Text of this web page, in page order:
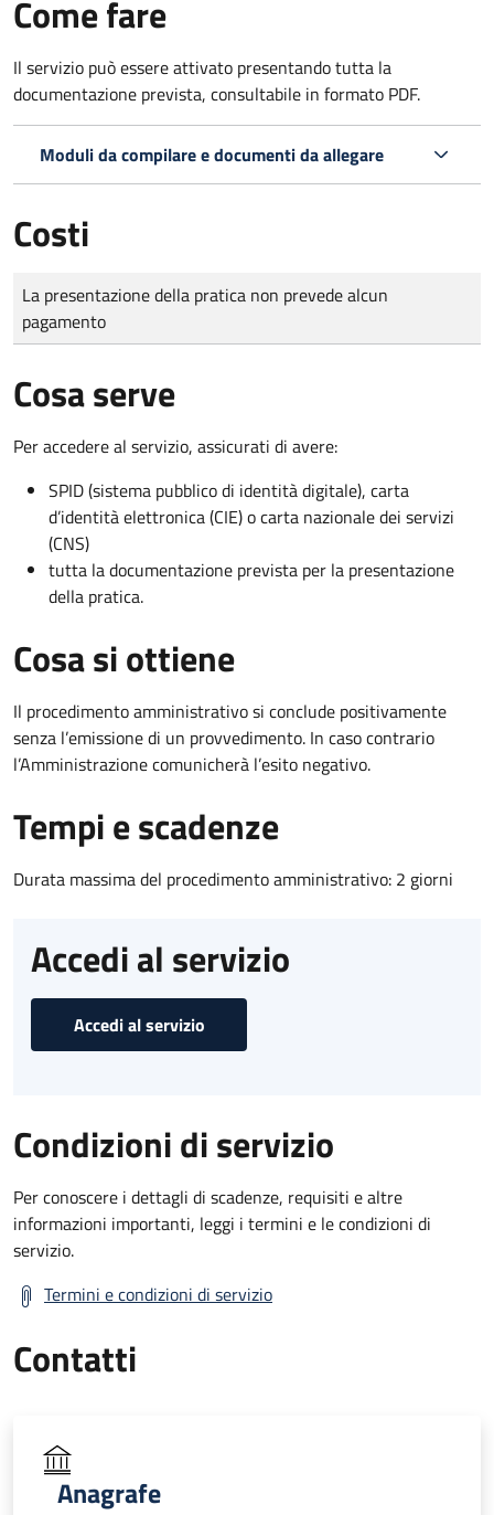
Come fare
Il servizio può essere attivato presentando tutta la
documentazione prevista, consultabile in formato PDF.
Moduli da compilare e documenti da allegare
Costi
Tipo di pagamento
Importo
La presentazione della pratica non prevede alcun
pagamento
Cosa serve
Per accedere al servizio, assicurati di avere:
SPID (sistema pubblico di identità digitale), carta
d’identità elettronica (CIE) o carta nazionale dei servizi
(CNS)
tutta la documentazione prevista per la presentazione
della pratica.
Cosa si ottiene
Il procedimento amministrativo si conclude positivamente
senza l’emissione di un provvedimento. In caso contrario
l’Amministrazione comunicherà l’esito negativo.
Tempi e scadenze
Durata massima del procedimento amministrativo: 2 giorni
Accedi al servizio
Accedi al servizio
Condizioni di servizio
Per conoscere i dettagli di scadenze, requisiti e altre
informazioni importanti, leggi i termini e le condizioni di
servizio.
Termini e condizioni di servizio
Contatti
Anagrafe